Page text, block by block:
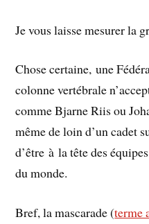
Je vous laisse mesurer la
Chose certaine, une
colonne vertébrale
comme Bjarne Riis ou
même de loin d’un cadet
d’être à la tête des
du monde.
Bref, la mascarade (terme